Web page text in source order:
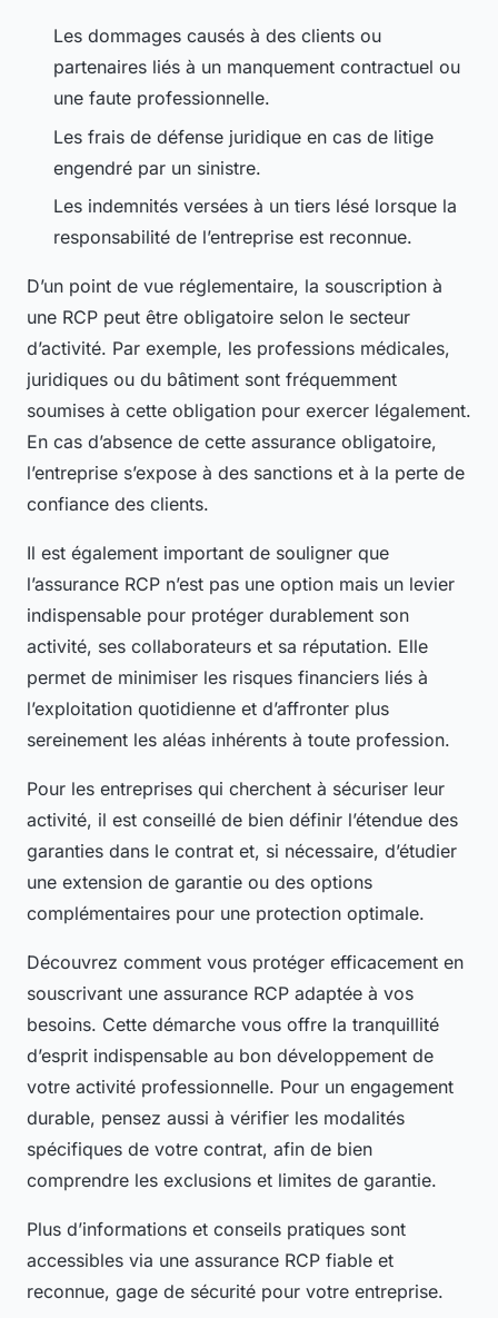
Les dommages causés à des clients ou
partenaires liés à un manquement contractuel ou
une faute professionnelle.
Les frais de défense juridique en cas de litige
engendré par un sinistre.
Les indemnités versées à un tiers lésé lorsque la
responsabilité de l’entreprise est reconnue.
D’un point de vue réglementaire, la souscription à
une RCP peut être obligatoire selon le secteur
d’activité. Par exemple, les professions médicales,
juridiques ou du bâtiment sont fréquemment
soumises à cette obligation pour exercer légalement.
En cas d’absence de cette assurance obligatoire,
l’entreprise s’expose à des sanctions et à la perte de
confiance des clients.
Il est également important de souligner que
l’assurance RCP n’est pas une option mais un levier
indispensable pour protéger durablement son
activité, ses collaborateurs et sa réputation. Elle
permet de minimiser les risques financiers liés à
l’exploitation quotidienne et d’affronter plus
sereinement les aléas inhérents à toute profession.
Pour les entreprises qui cherchent à sécuriser leur
activité, il est conseillé de bien définir l’étendue des
garanties dans le contrat et, si nécessaire, d’étudier
une extension de garantie ou des options
complémentaires pour une protection optimale.
Découvrez comment vous protéger efficacement en
souscrivant une assurance RCP adaptée à vos
besoins. Cette démarche vous offre la tranquillité
d’esprit indispensable au bon développement de
votre activité professionnelle. Pour un engagement
durable, pensez aussi à vérifier les modalités
spécifiques de votre contrat, afin de bien
comprendre les exclusions et limites de garantie.
Plus d’informations et conseils pratiques sont
accessibles via une assurance RCP fiable et
reconnue, gage de sécurité pour votre entreprise.